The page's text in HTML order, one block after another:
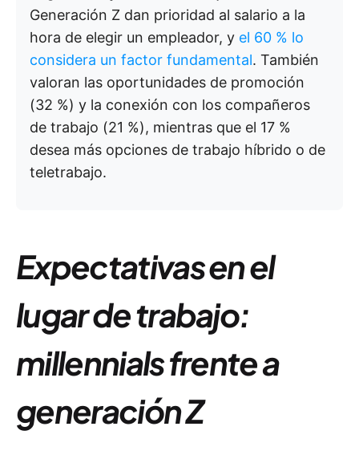
Generación Z dan prioridad al salario a la
hora de elegir un empleador, y el 60 % lo
considera un factor fundamental. También
valoran las oportunidades de promoción
(32 %) y la conexión con los compañeros
de trabajo (21 %), mientras que el 17 %
desea más opciones de trabajo híbrido o de
teletrabajo.
Expectativas en el
lugar de trabajo:
millennials frente a
generación Z